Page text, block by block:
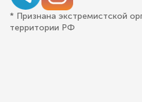
* Признана экстремистской
территории РФ